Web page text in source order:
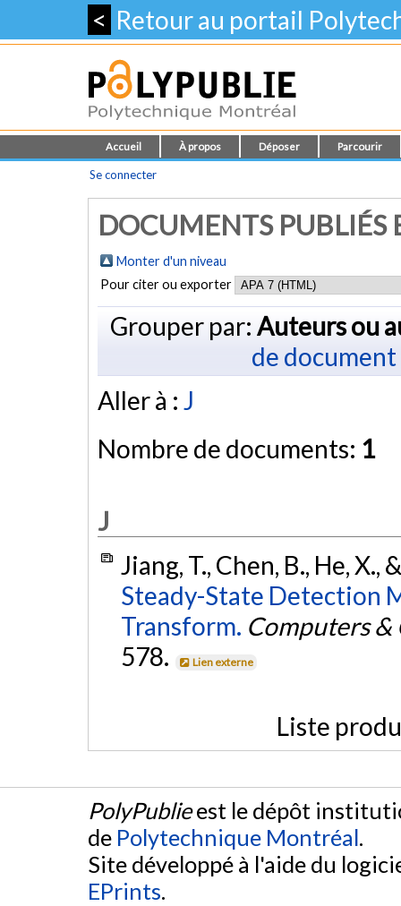
< Retour au portail
Accueil À propos Déposer Parcourir
Se connecter
DOCUMENTS PUBLIÉS
Monter d'un niveau
Pour citer ou exporter
Grouper par: Auteurs ou
de document
Aller à : J
Nombre de documents: 1
J
Jiang, T., Chen, B., He, X.,
Steady-State Detection
Transform. Computers &
578.
Lien externe
Liste
PolyPublieest le dépôt
de Polytechnique Montréal.
Site développé à l'aide du
EPrints.